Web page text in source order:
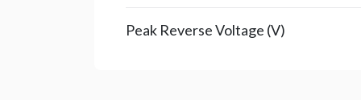
Peak Reverse Voltage (V)